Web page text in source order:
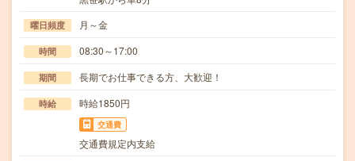
曜日頻度 月～金
時間 08:30～17:00
期間 長期でお仕事できる方、大歓迎！
時給 時給1850円
交通費
交通費規定内支給